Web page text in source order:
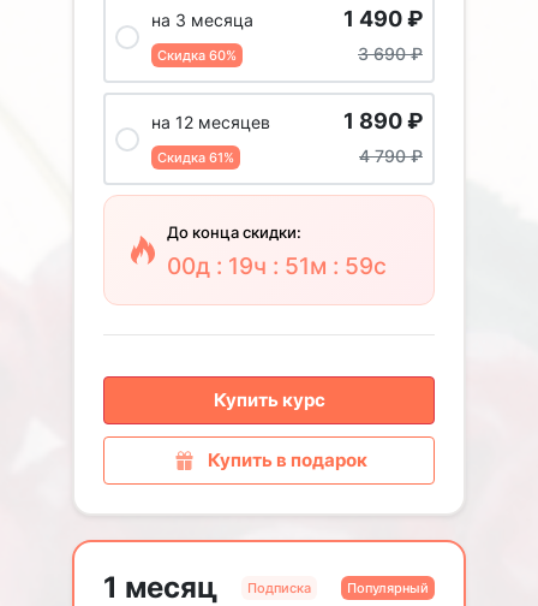
на 3 месяца
Скидка 60%
1 490₽
3 690₽
на 12 месяцев
Скидка 61%
1 890₽
4 790₽
До конца скидки:
00д : 19ч : 51м : 58с
Купить курс
Купить в подарок
1 месяц Подписка Популярный